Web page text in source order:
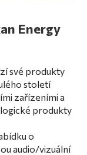
Energy
své produkty
století
zařízeními a
produkty
o
audio/vizuální